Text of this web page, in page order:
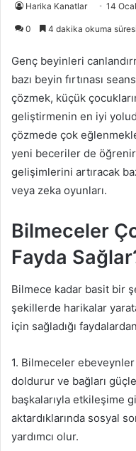
Harika Kanatlar 14
0 4 dakika okuma süresi
Genç beyinleri
bazı beyin fırtınası
çözmek, küçük
geliştirmenin en iyi
çözmede çok
yeni beceriler de
gelişimlerini artıracak
veya zeka oyunları.
Bilmeceler
Fayda
Bilmece kadar basit bir
şekillerde harikalar
için sağladığı
1. Bilmeceler
doldurur ve bağları
başkalarıyla etkileşime
aktardıklarında sosyal
yardımcı olur.